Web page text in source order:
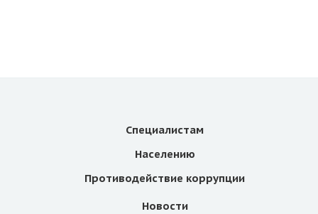
Специалистам
Населению
Противодействие коррупции
Новости